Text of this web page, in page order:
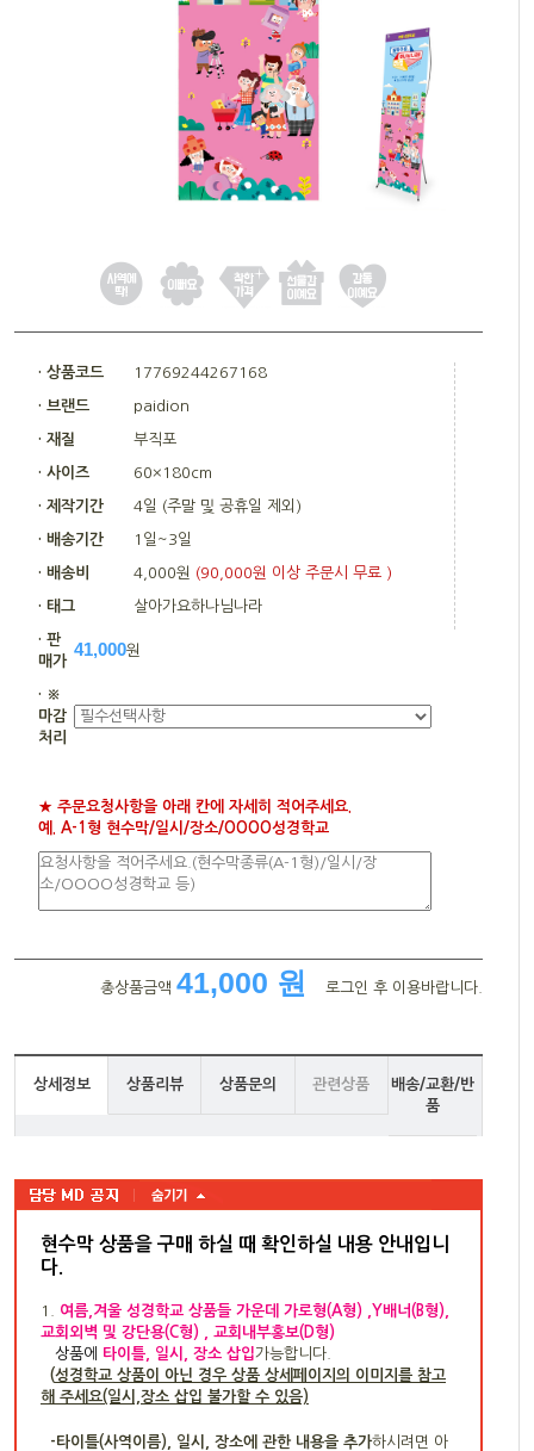
· 상품코드 17769244267168
· 브랜드 paidion
· 재질 부직포
· 사이즈 60×180cm
· 제작기간 4일 (주말 및 공휴일 제외)
· 배송기간 1일~3일
· 배송비 4,000원 (90,000원 이상 주문시 무료 )
· 태그 살아가요하나님나라
· 판
매가
41,000원
· ※
마감
처리
★ 주문요청사항을 아래 칸에 자세히 적어주세요.
예. A-1형 현수막/일시/장소/OOOO성경학교
총상품금액 41,000 원 로그인 후 이용바랍니다.
상세정보 상품리뷰 상품문의 관련상품
배송/교환/반
품
현수막 상품을 구매 하실 때 확인하실 내용 안내입니
다
1. 여름,겨울 성경학교 상품들 가운데 가로형(A형) ,Y배너(B형),
교회외벽 및 강단용(C형) , 교회내부홍보(D형)
상품에 타이틀, 일시, 장소 삽입가능합니다.
(성경학교 상품이 아닌 경우 상품 상세페이지의 이미지를 참고
해 주세요(일시,장소 삽입 불가할 수 있음)
-타이틀(사역이름), 일시, 장소에 관한 내용을 추가하시려면 아